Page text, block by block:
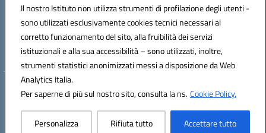
Il nostro Istituto non utilizza strumenti di profilazione degli utenti -
sono utilizzati esclusivamente cookies tecnici necessari al
corretto funzionamento del sito, alla fruibilità dei servizi
istituzionali e alla sua accessibilità – sono utilizzati, inoltre,
strumenti statistici anonimizzati messi a disposizione da Web
Analytics Italia.
Per saperne di più sul nostro sito, consulta la ns.Cookie Policy.
Personalizza Rifiuta tutto Accettare tutto
Codice fiscale: 80006490686
Codice meccanografico:peee052003
Codice Indice delle Pubbliche Amministrazioni (IPA): istsc_peee052003
Codice unico di fatturazione (CUF): UF01MF
Hosting & Powered by 3D Solution S.r.l.
Concept & Design by Designers Italia